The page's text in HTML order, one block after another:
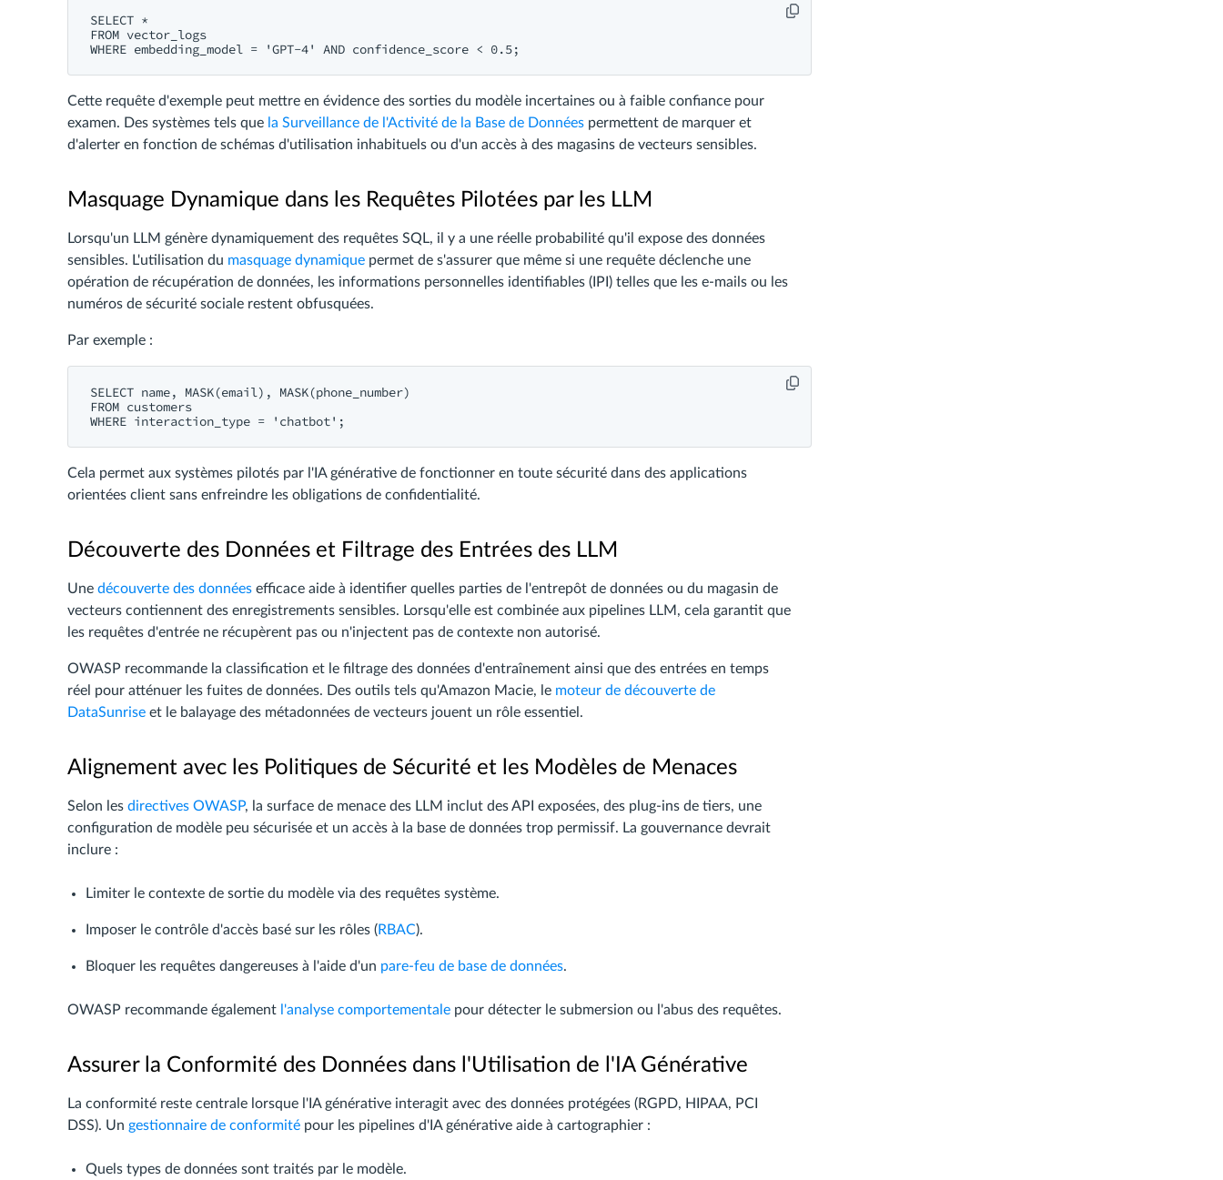
SELECT *
FROM vector_logs
Cette requête d'exemple peut mettre en évidence des sorties du modèle incertaines ou à faible confiance pour
examen. Des systèmes tels que la Surveillance de l'Activité de la Base de Données permettent de marquer et
d'alerter en fonction de schémas d'utilisation inhabituels ou d'un accès à des magasins de vecteurs sensibles.
Masquage Dynamique dans les Requêtes Pilotées par les LLM
Lorsqu'un LLM génère dynamiquement des requêtes SQL, il y a une réelle probabilité qu'il expose des données
sensibles. L'utilisation du masquage dynamique permet de s'assurer que même si une requête déclenche une
opération de récupération de données, les informations personnelles identifiables (IPI) telles que les e-mails ou les
numéros de sécurité sociale restent obfusquées.
Par exemple :
SELECT name, MASK(email), MASK(phone_number)
FROM customers
Cela permet aux systèmes pilotés par l'IA générative de fonctionner en toute sécurité dans des applications
orientées client sans enfreindre les obligations de confidentialité.
Découverte des Données et Filtrage des Entrées des LLM
Une découverte des données efficace aide à identifier quelles parties de l'entrepôt de données ou du magasin de
vecteurs contiennent des enregistrements sensibles. Lorsqu'elle est combinée aux pipelines LLM, cela garantit que
les requêtes d'entrée ne récupèrent pas ou n'injectent pas de contexte non autorisé.
OWASP recommande la classification et le filtrage des données d'entraînement ainsi que des entrées en temps
réel pour atténuer les fuites de données. Des outils tels qu'Amazon Macie, le moteur de découverte de
DataSunrise et le balayage des métadonnées de vecteurs jouent un rôle essentiel.
Alignement avec les Politiques de Sécurité et les Modèles de Menaces
Selon les directives OWASP, la surface de menace des LLM inclut des API exposées, des plug-ins de tiers, une
configuration de modèle peu sécurisée et un accès à la base de données trop permissif. La gouvernance devrait
inclure :
Limiter le contexte de sortie du modèle via des requêtes système.
Imposer le contrôle d'accès basé sur les rôles (RBAC).
Bloquer les requêtes dangereuses à l'aide d'un pare-feu de base de données.
OWASP recommande également l'analyse comportementale pour détecter le submersion ou l'abus des requêtes.
Assurer la Conformité des Données dans l'Utilisation de l'IA Générative
La conformité reste centrale lorsque l'IA générative interagit avec des données protégées (RGPD, HIPAA, PCI
DSS). Un gestionnaire de conformité pour les pipelines d'IA générative aide à cartographier :
Quels types de données sont traités par le modèle.